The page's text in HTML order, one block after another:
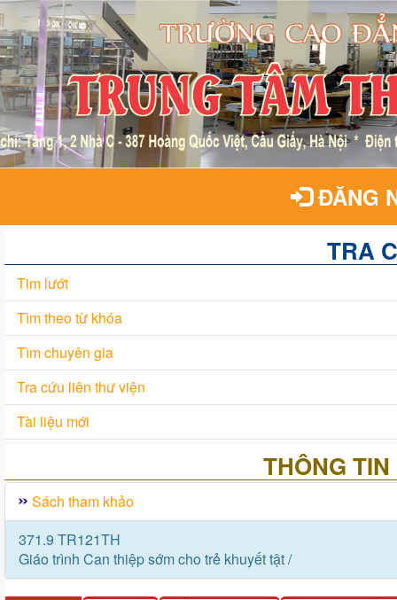
ĐĂNG
TRA
Tim lướt
Tìm theo từ khóa
Tìm chuyên gia
Tra cứu liên thư viện
Tài liệu mới
THÔNG
Sách tham khảo
371.9 TR121TH
Giáo trình Can thiệp sớm cho trẻ khuyết tật /